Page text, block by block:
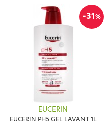
-31%
EUCERIN
EUCERIN PH5 GEL LAVANT 1L